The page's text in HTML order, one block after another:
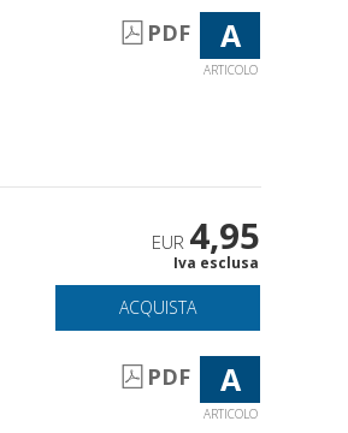
PDF A
ARTICOLO
EUR 4,95
Iva esclusa
ACQUISTA
PDF A
ARTICOLO